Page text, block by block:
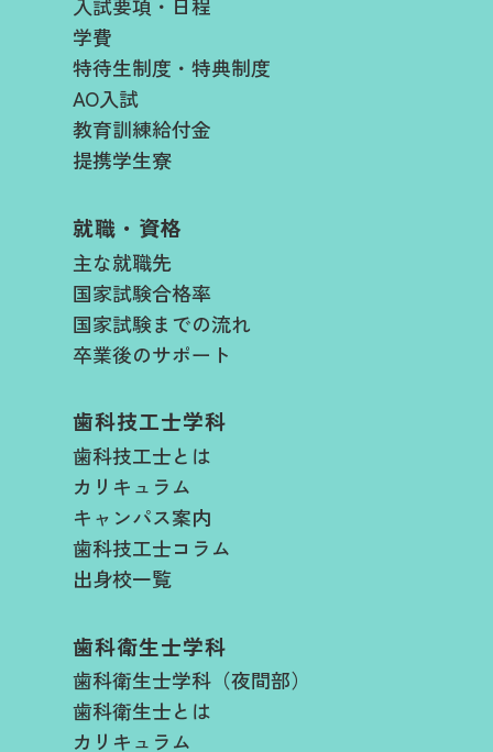
入試要項・日程​
学費​
特待生制度・特典制度
AO入試
教育訓練給付金
提携学生寮
就職・資格
主な就職先
国家試験合格率
国家試験までの流れ
卒業後のサポート
歯科技工士学科
歯科技工士とは
カリキュラム
キャンパス案内
歯科技工士コラム
出身校一覧
歯科衛生士学科
歯科衛生士学科（夜間部）
歯科衛生士とは
カリキュラム